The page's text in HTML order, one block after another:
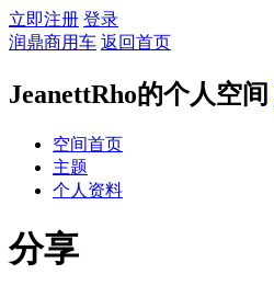
立即注册 登录
润鼎商用车 返回首页
JeanettRho的个人空间
空间首页
主题
个人资料
分享